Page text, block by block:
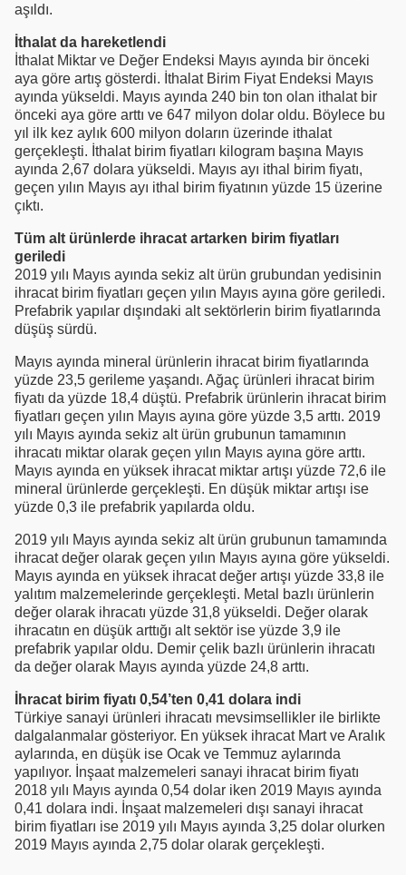
aşıldı.
İthalat da hareketlendi
İthalat Miktar ve Değer Endeksi Mayıs ayında bir önceki
aya göre artış gösterdi. İthalat Birim Fiyat Endeksi Mayıs
ayında yükseldi. Mayıs ayında 240 bin ton olan ithalat bir
önceki aya göre arttı ve 647 milyon dolar oldu. Böylece bu
yıl ilk kez aylık 600 milyon doların üzerinde ithalat
gerçekleşti. İthalat birim fiyatları kilogram başına Mayıs
ayında 2,67 dolara yükseldi. Mayıs ayı ithal birim fiyatı,
geçen yılın Mayıs ayı ithal birim fiyatının yüzde 15 üzerine
çıktı.
Tüm alt ürünlerde ihracat artarken birim fiyatları
geriledi
2019 yılı Mayıs ayında sekiz alt ürün grubundan yedisinin
ihracat birim fiyatları geçen yılın Mayıs ayına göre geriledi.
Prefabrik yapılar dışındaki alt sektörlerin birim fiyatlarında
düşüş sürdü.
Mayıs ayında mineral ürünlerin ihracat birim fiyatlarında
yüzde 23,5 gerileme yaşandı. Ağaç ürünleri ihracat birim
fiyatı da yüzde 18,4 düştü. Prefabrik ürünlerin ihracat birim
fiyatları geçen yılın Mayıs ayına göre yüzde 3,5 arttı. 2019
yılı Mayıs ayında sekiz alt ürün grubunun tamamının
ihracatı miktar olarak geçen yılın Mayıs ayına göre arttı.
Mayıs ayında en yüksek ihracat miktar artışı yüzde 72,6 ile
mineral ürünlerde gerçekleşti. En düşük miktar artışı ise
yüzde 0,3 ile prefabrik yapılarda oldu.
2019 yılı Mayıs ayında sekiz alt ürün grubunun tamamında
ihracat değer olarak geçen yılın Mayıs ayına göre yükseldi.
Mayıs ayında en yüksek ihracat değer artışı yüzde 33,8 ile
yalıtım malzemelerinde gerçekleşti. Metal bazlı ürünlerin
değer olarak ihracatı yüzde 31,8 yükseldi. Değer olarak
ihracatın en düşük arttığı alt sektör ise yüzde 3,9 ile
prefabrik yapılar oldu. Demir çelik bazlı ürünlerin ihracatı
da değer olarak Mayıs ayında yüzde 24,8 arttı.
İhracat birim fiyatı 0,54’ten 0,41 dolara indi
Türkiye sanayi ürünleri ihracatı mevsimsellikler ile birlikte
dalgalanmalar gösteriyor. En yüksek ihracat Mart ve Aralık
aylarında, en düşük ise Ocak ve Temmuz aylarında
yapılıyor. İnşaat malzemeleri sanayi ihracat birim fiyatı
2018 yılı Mayıs ayında 0,54 dolar iken 2019 Mayıs ayında
0,41 dolara indi. İnşaat malzemeleri dışı sanayi ihracat
birim fiyatları ise 2019 yılı Mayıs ayında 3,25 dolar olurken
2019 Mayıs ayında 2,75 dolar olarak gerçekleşti.